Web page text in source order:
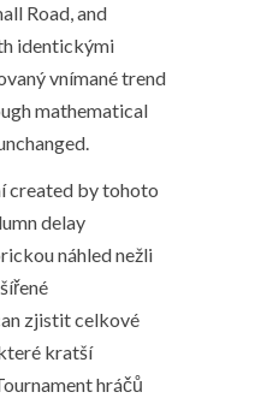
Road, and
identickými
vnímané trend
mathematical
created by tohoto
delay
náhled nežli
zjistit celkové
kratší
hráčů